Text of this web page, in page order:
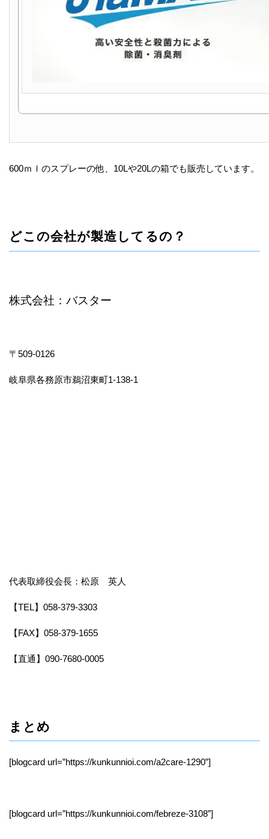
600ｍｌのスプレーの他、10Lや20Lの箱でも販売しています。
どこの会社が製造してるの？
株式会社：バスター
〒509-0126
岐阜県各務原市鵜沼東町1-138-1
代表取締役会長：松原 英人
【TEL】058-379-3303
【FAX】058-379-1655
【直通】090-7680-0005
まとめ
[blogcard url=”https://kunkunnioi.com/a2care-1290”]
[blogcard url=”https://kunkunnioi.com/febreze-3108”]